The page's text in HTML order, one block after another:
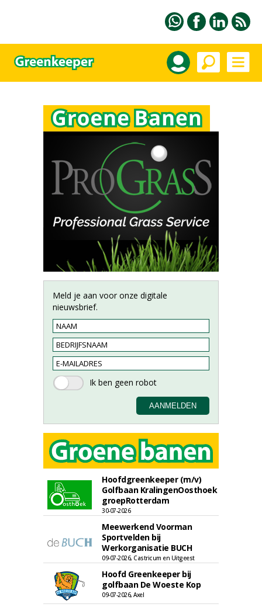
Meld je aan voor onze digitale
nieuwsbrief.
Hoofdgreenkeeper (m/v)
Golfbaan KralingenOosthoek
groepRotterdam
30-07-2026
Meewerkend Voorman
Sportvelden bij
Werkorganisatie BUCH
09-07-2026, Castricum en Uitgeest
Hoofd Greenkeeper bij
golfbaan De Woeste Kop
09-07-2026, Axel